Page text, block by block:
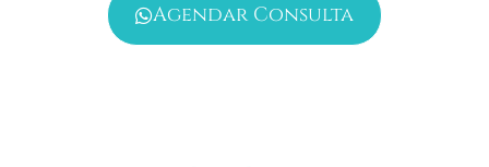
Agendar Consulta